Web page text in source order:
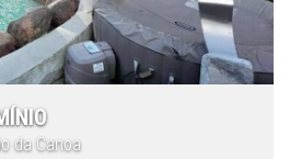
da Canoa